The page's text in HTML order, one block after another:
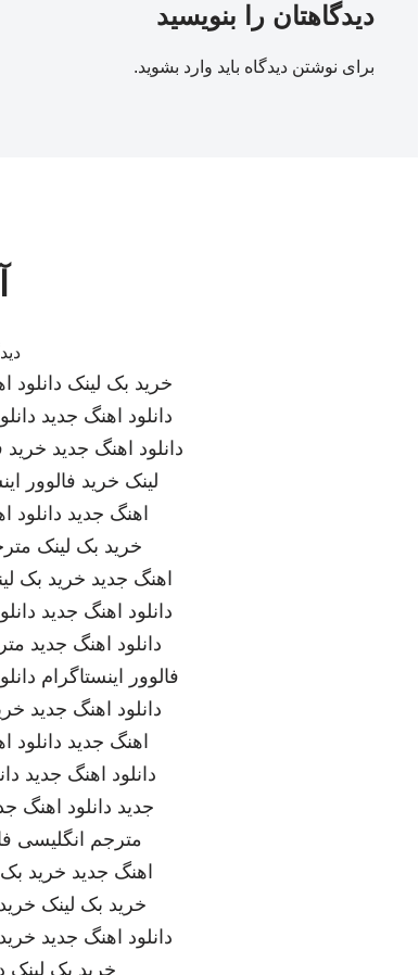
دیدگاهتان را بنویسید
برای نوشتن دیدگاه باید وارد بشوید.
خرید بک لینک دانلود
دانلود اهنگ جدید
دانلود اهنگ جدید خرید
لینک خرید فالوور
اهنگ جدید دانلود
خرید بک لینک
اهنگ جدید خرید بک
دانلود اهنگ جدید
دانلود اهنگ جدید
فالوور اینستاگرام
دانلود اهنگ جدید
اهنگ جدید دانلود
دانلود اهنگ جدید
جدید دانلود اهنگ
مترجم انگلیسی
اهنگ جدید خرید
خرید بک لینک
دانلود اهنگ جدید
خرید بک لینک